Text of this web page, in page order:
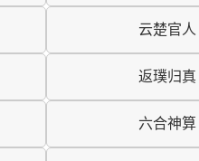
云楚官人
返璞归真
六合神算